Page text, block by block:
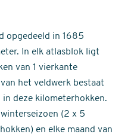
opgedeeld in 1685
In elk atlasblok ligt
van 1 vierkante
het veldwerk bestaat
deze kilometerhokken.
(2 x 5
en elke maand van